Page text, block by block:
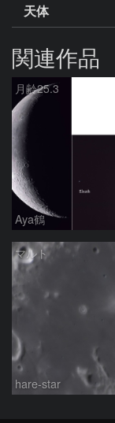
天体
関連作品
月齢25.3
Aya鶴
マルト
hare-star